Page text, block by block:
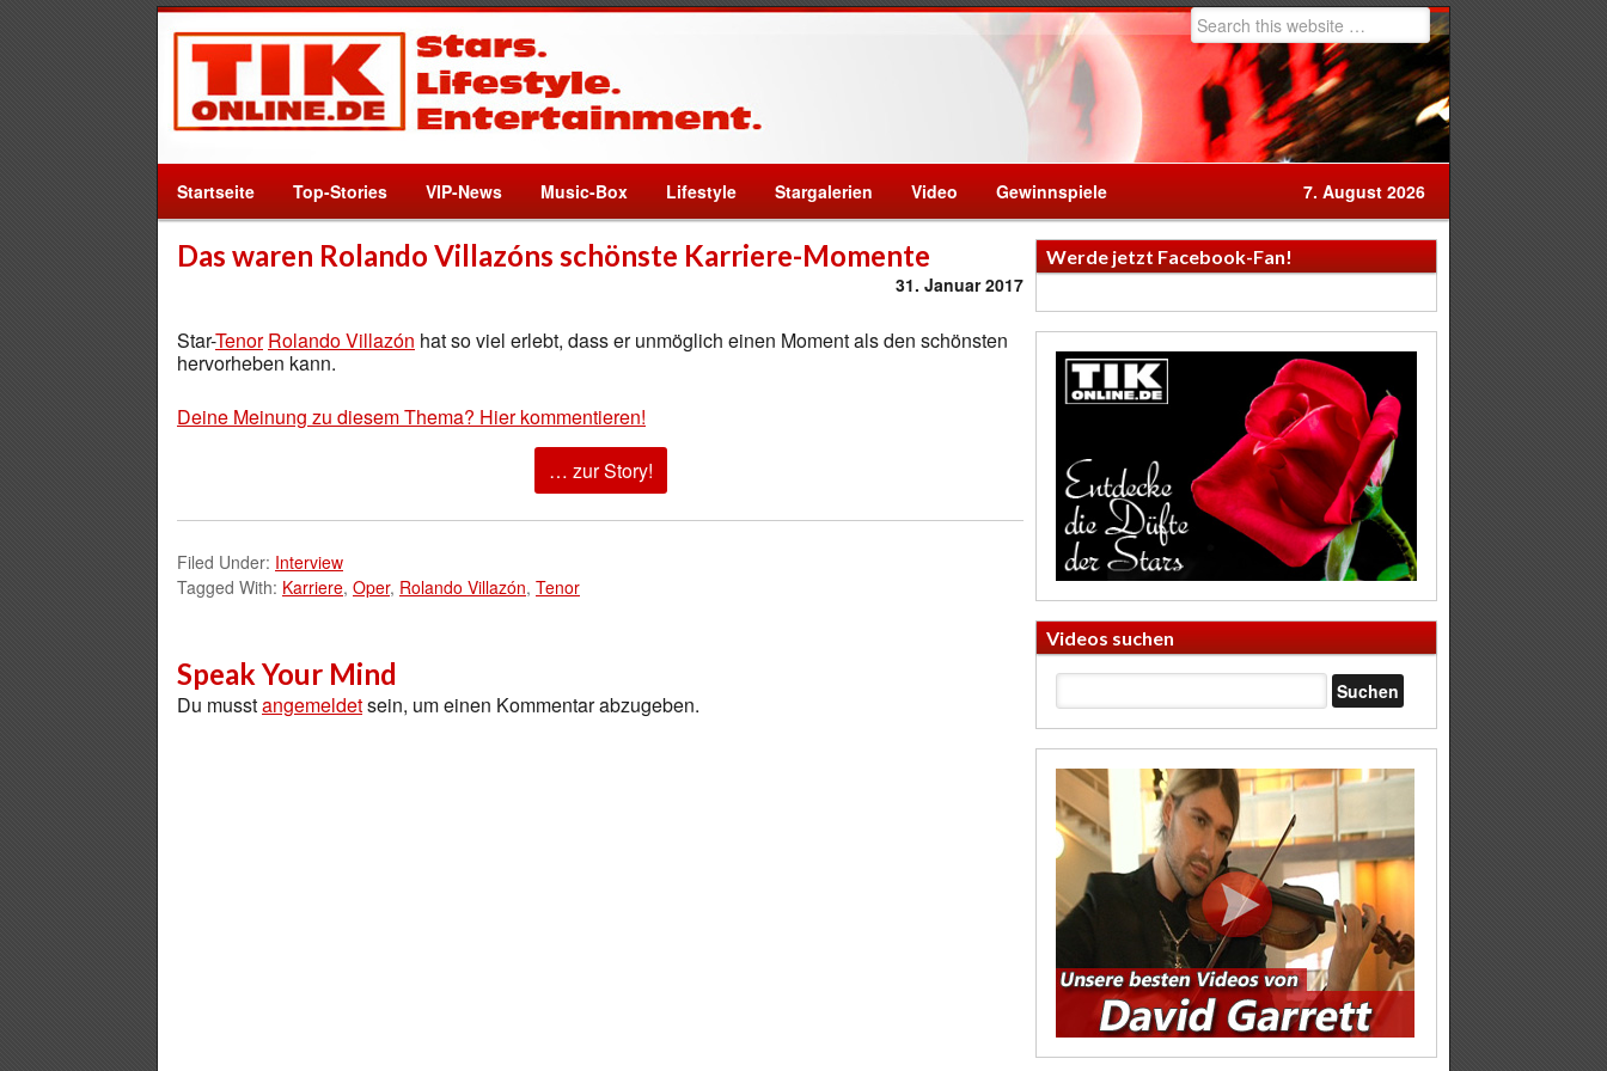
Startseite Top-Stories VIP-News Music-Box Lifestyle Stargalerien Video Gewinnspiele 7. August 2026
Das waren Rolando Villazóns schönste Karriere-Momente
31. Januar 2017
Star-Tenor Rolando Villazón hat so viel erlebt, dass er unmöglich einen Moment als den schönsten
hervorheben kann.
Deine Meinung zu diesem Thema? Hier kommentieren!
… zur Story!
Filed Under: Interview
Tagged With: Karriere, Oper, Rolando Villazón, Tenor
Speak Your Mind
Du musstangemeldetsein, um einen Kommentar abzugeben.
Werde jetzt Facebook-Fan!
Videos suchen